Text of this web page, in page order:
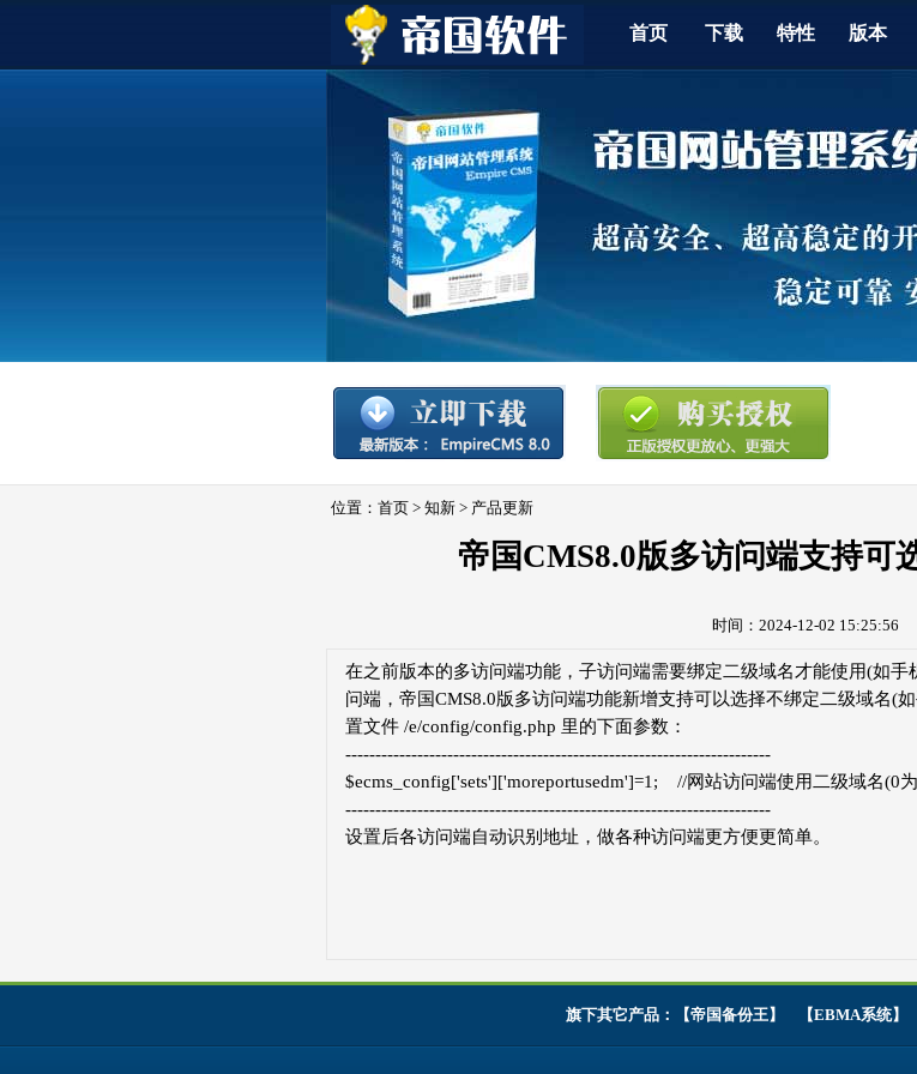
首页 下载 特性 版本
位置： 首页 > 知新 > 产品更新
帝国CMS8.0版多访问端支持可
时间：2024-12-02 15:25:56
在之前版本的多访问端功能，子访问端需要绑定二级域名才能使用(如
问端，帝国CMS8.0版多访问端功能新增支持可以选择不绑定二级域名(
置文件 /e/config/config.php 里的下面参数：
-----------------------------------------------------------------------
$ecms_config['sets']['moreportusedm']=1; //网站访问端使用二级域名(0
-----------------------------------------------------------------------
设置后各访问端自动识别地址，做各种访问端更方便更简单。
旗下其它产品：【帝国备份王】 【EBMA系统】